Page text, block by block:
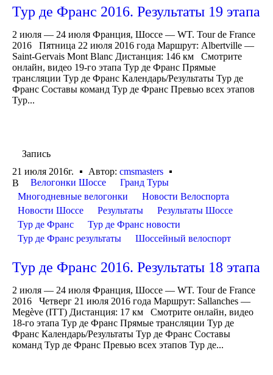
Тур де Франс 2016. Результаты 19 этапа
2 июля — 24 июля Франция, Шоссе — WT. Tour de France
2016 Пятница 22 июля 2016 года Маршрут: Albertville —
Saint-Gervais Mont Blanc Дистанция: 146 км Смотрите
онлайн, видео 19-го этапа Тур де Франс Прямые
трансляции Тур де Франс Календарь/Результаты Тур де
Франс Составы команд Тур де Франс Превью всех этапов
Тур...
Запись
21 июля 2016г.
Автор: cmsmasters
В
Велогонки Шоссе
Гранд Туры
Многодневные велогонки
Новости Велоспорта
Новости Шоссе
Результаты
Результаты Шоссе
Тур де Франс
Тур де Франс новости
Тур де Франс результаты
Шоссейный велоспорт
Тур де Франс 2016. Результаты 18 этапа
2 июля — 24 июля Франция, Шоссе — WT. Tour de France
2016 Четверг 21 июля 2016 года Маршрут: Sallanches —
Megève (ITT) Дистанция: 17 км Смотрите онлайн, видео
18-го этапа Тур де Франс Прямые трансляции Тур де
Франс Календарь/Результаты Тур де Франс Составы
команд Тур де Франс Превью всех этапов Тур де...